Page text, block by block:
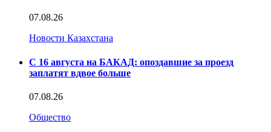
07.08.26
Новости Казахстана
С 16 августа на БАКАД: опоздавшие за проезд
заплатят вдвое больше
07.08.26
Общество